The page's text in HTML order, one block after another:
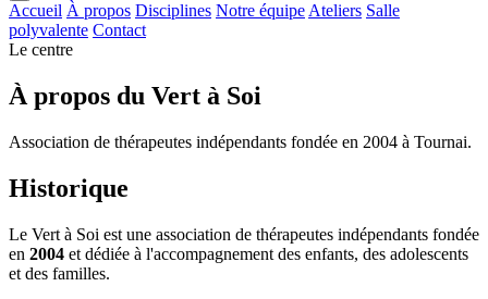
Accueil À propos Disciplines Notre équipe Ateliers Salle
polyvalente Contact
Le centre
À propos du Vert à Soi
Association de thérapeutes indépendants fondée en 2004 à Tournai.
Historique
Le Vert à Soi est une association de thérapeutes indépendants fondée
en 2004 et dédiée à l'accompagnement des enfants, des adolescents
et des familles.